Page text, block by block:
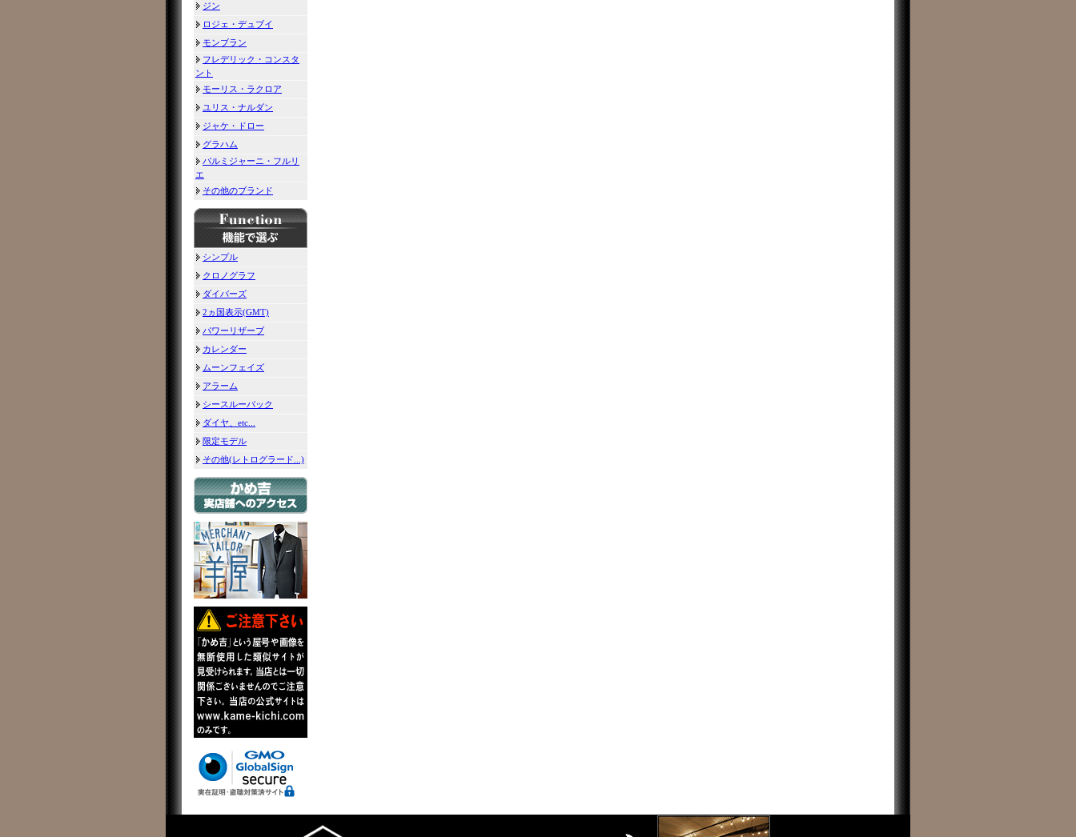
ジン
ロジェ・デュブイ
モンブラン
フレデリック・コンスタ
ント
モーリス・ラクロア
ユリス・ナルダン
ジャケ・ドロー
グラハム
パルミジャーニ・フルリ
エ
その他のブランド
シンプル
クロノグラフ
ダイバーズ
2ヵ国表示(GMT)
パワーリザーブ
カレンダー
ムーンフェイズ
アラーム
シースルーバック
ダイヤ、etc...
限定モデル
その他(レトログラード...)